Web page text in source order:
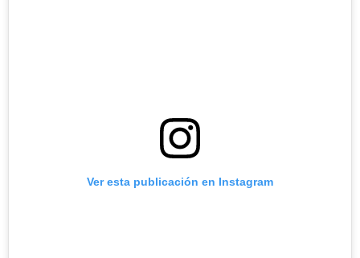
Ver esta publicación en Instagram